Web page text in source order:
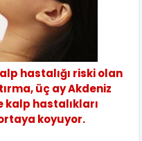
hastalığı riski olan
üç ay Akdeniz
hastalıkları
koyuyor.